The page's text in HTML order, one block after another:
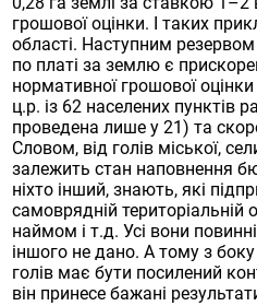
грошової оцінки. І таких
області. Наступним
по платі за землю є
нормативної грошової
ц.р. із 62 населених пунктів
проведена лише у 21) та
Словом, від голів міської,
залежить стан наповнення
ніхто інший, знають, які
самоврядній територіальній
наймом і т.д. Усі вони
іншого не дано. А тому з
голів має бути посилений
він принесе бажані